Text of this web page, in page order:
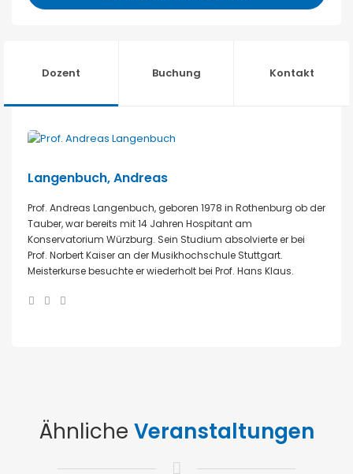
Dozent Buchung Kontakt
Langenbuch, Andreas
Prof. Andreas Langenbuch, geboren 1978 in Rothenburg ob der
Tauber, war bereits mit 14 Jahren Hospitant am
Konservatorium Würzburg. Sein Studium absolvierte er bei
Prof. Norbert Kaiser an der Musikhochschule Stuttgart.
Meisterkurse besuchte er wiederholt bei Prof. Hans Klaus.
Ähnliche Veranstaltungen